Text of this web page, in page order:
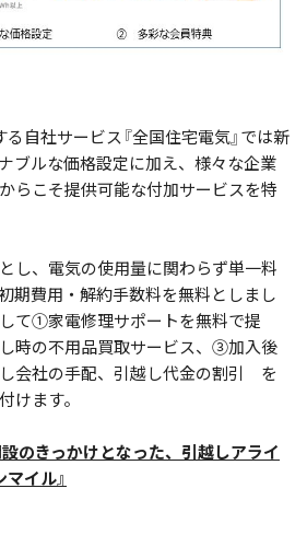
自社サービス『全国住宅電気』では新
ブルな価格設定に加え、様々な企業
らこそ提供可能な付加サービスを特
し、電気の使用量に関わらず単一料
期費用・解約手数料を無料としまし
て①家電修理サポートを無料で提
時の不用品買取サービス、③加入後
会社の手配、引越し代金の割引 を
けます。
のきっかけとなった、引越しアライ
イル』